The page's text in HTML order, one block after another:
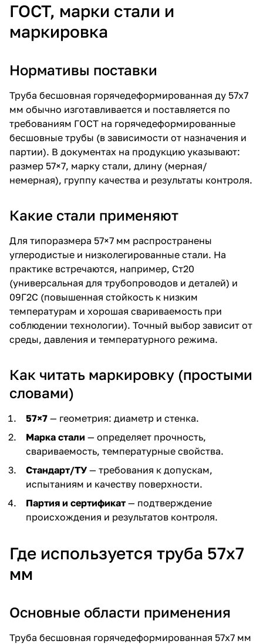
ГОСТ, марки стали и
маркировка
Нормативы поставки
Труба бесшовная горячедеформированная ду 57х7
мм обычно изготавливается и поставляется по
требованиям ГОСТ на горячедеформированные
бесшовные трубы (в зависимости от назначения и
партии). В документах на продукцию указывают:
размер 57×7, марку стали, длину (мерная/
немерная), группу качества и результаты контроля.
Какие стали применяют
Для типоразмера 57×7 мм распространены
углеродистые и низколегированные стали. На
практике встречаются, например, Ст20
(универсальная для трубопроводов и деталей) и
09Г2С (повышенная стойкость к низким
температурам и хорошая свариваемость при
соблюдении технологии). Точный выбор зависит от
среды, давления и температурного режима.
Как читать маркировку (простыми
словами)
57×7 — геометрия: диаметр и стенка.
Марка стали — определяет прочность,
свариваемость, температурные свойства.
Стандарт/ТУ — требования к допускам,
испытаниям и качеству поверхности.
Партия и сертификат — подтверждение
происхождения и результатов контроля.
Где используется труба 57х7
мм
Основные области применения
Труба бесшовная горячедеформированная 57х7 мм